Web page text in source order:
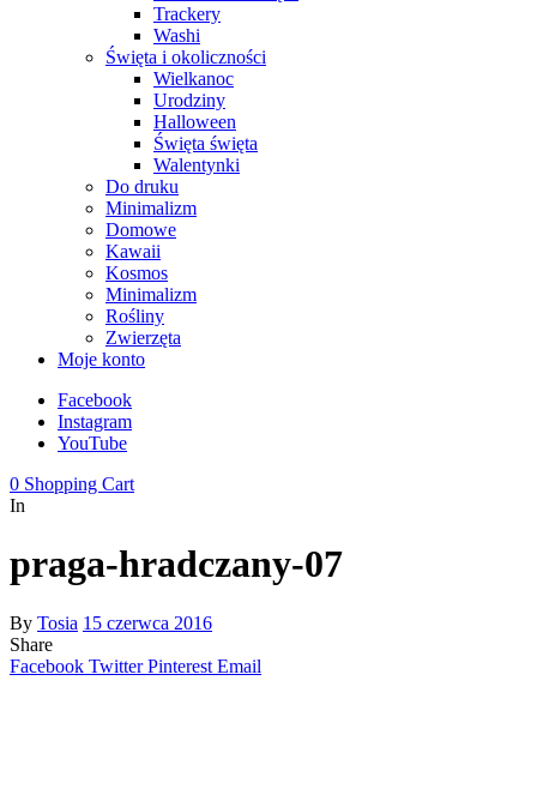
Trackery
Washi
Święta i okoliczności
Wielkanoc
Urodziny
Halloween
Święta święta
Walentynki
Do druku
Minimalizm
Domowe
Kawaii
Kosmos
Minimalizm
Rośliny
Zwierzęta
Moje konto
Facebook
Instagram
YouTube
0 Shopping Cart
In
praga-hradczany-07
By Tosia 15 czerwca 2016
Share
Facebook Twitter Pinterest Email